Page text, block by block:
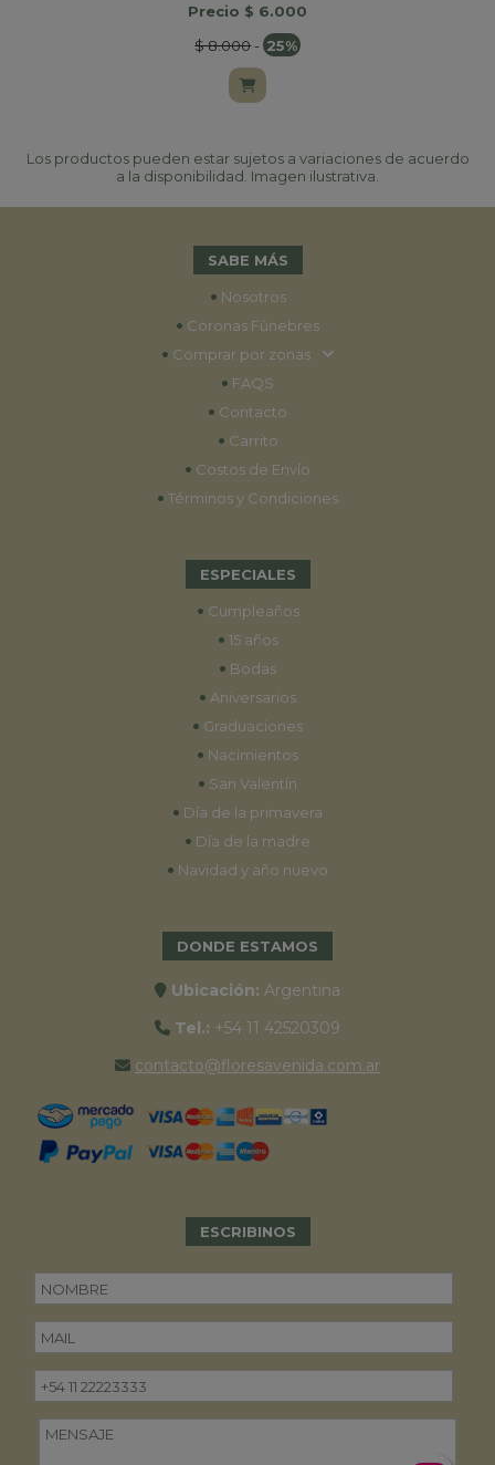
Precio $ 6.000
$ 8.000- 25%
Los productos pueden estar sujetos a variaciones de acuerdo
a la disponibilidad. Imagen ilustrativa.
SABE MÁS
• Nosotros
• Coronas Fúnebres
• Comprar por zonas
• FAQS
• Contacto
• Carrito
• Costos de Envío
• Términos y Condiciones
ESPECIALES
• Cumpleaños
• 15 años
• Bodas
• Aniversarios
• Graduaciones
• Nacimientos
• San Valentín
• Día de la primavera
• Día de la madre
• Navidad y año nuevo
DONDE ESTAMOS
Ubicación: Argentina
Tel.: +54 11 42520309
contacto@floresavenida.com.ar
ESCRIBINOS